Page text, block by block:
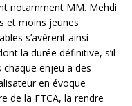
notamment MM. Mehdi
et moins jeunes
s’avèrent ainsi
la durée définitive, s’il
enjeu a des
en évoque
de la FTCA, la rendre